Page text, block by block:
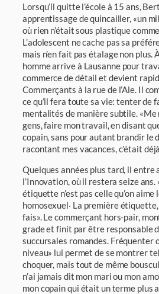
Lorsqu’il quitte l’école à 15 ans,
apprentissage de quincailler, «un
où rien n’était sous plastique
L’adolescent ne cache pas sa
mais n’en fait pas étalage non plus.
homme arrive à Lausanne pour
commerce de détail et devient
Commerçants à la rue de l’Ale. Il
ce qu’il fera toute sa vie: tenter de
mentalités de manière subtile.
gens, faire mon travail, en disant
copain, sans pour autant brandir le
racontant mes vacances, c’était
Quelques années plus tard, il entre
l’Innovation, où il restera seize
étiquette n’est pas celle qu’on aime
homosexuel‧ La première étiquette,
fais». Le commerçant hors-pair,
grade et finit par être responsable
succursales romandes. Fréquenter
niveau» lui permet de se montrer
choquer, mais tout de même
n’ai jamais dit mon mari ou mon
mon copain qui était un terme plus